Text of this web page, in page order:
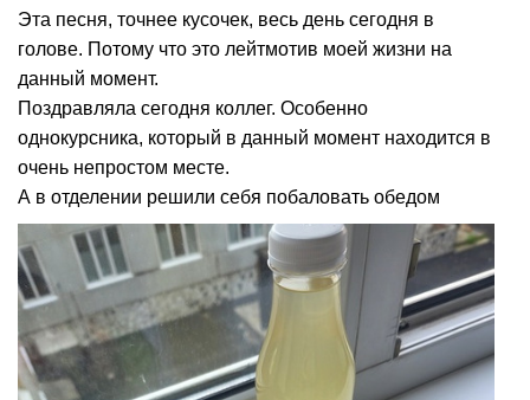
Эта песня, точнее кусочек, весь день сегодня в
голове. Потому что это лейтмотив моей жизни на
данный момент.
Поздравляла сегодня коллег. Особенно
однокурсника, который в данный момент находится в
очень непростом месте.
А в отделении решили себя побаловать обедом